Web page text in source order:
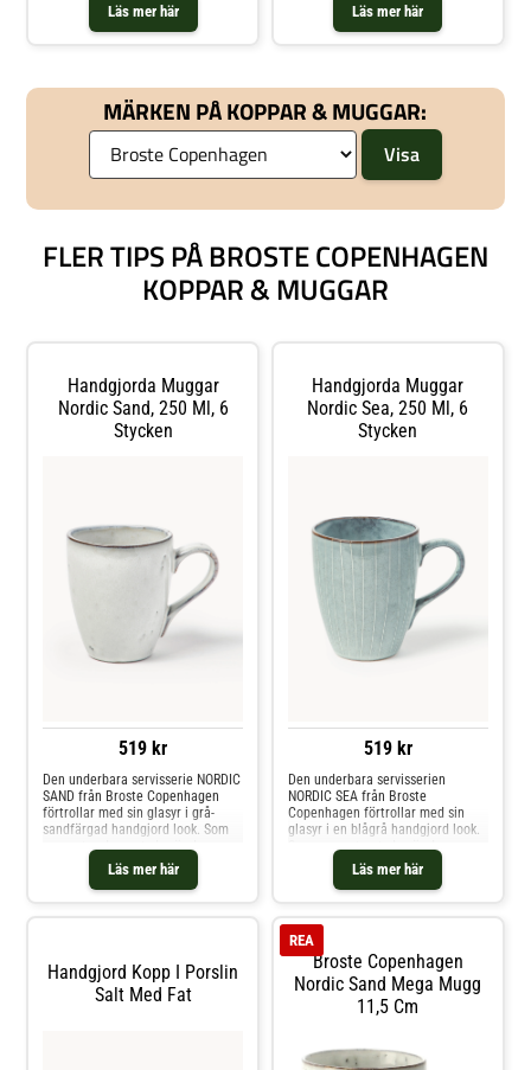
Läs mer här Läs mer här
MÄRKEN PÅ KOPPAR & MUGGAR:
FLER TIPS PÅ BROSTE COPENHAGEN
KOPPAR & MUGGAR
Handgjorda Muggar
Nordic Sand, 250 Ml, 6
Stycken
519 kr
Läs mer här
Den underbara servisserie NORDIC
SAND från Broste Copenhagen
förtrollar med sin glasyr i grå-
sandfärgad handgjord look. Som
namnet redan antyder är den
handapplicerade glasyren
inspirerad av Skandinaviens mjuka
sandstränder.
Handgjorda Muggar
Nordic Sea, 250 Ml, 6
Stycken
519 kr
Läs mer här
Den underbara servisserien
NORDIC SEA från Broste
Copenhagen förtrollar med sin
glasyr i en blågrå handgjord look.
Som namnet antyder, är den
handapplicerade glasyren
inspirerad av färgspektrumet i
Nordsjön. Tillverkad i Schweiz
Handgjord Kopp I Porslin
Salt Med Fat
Broste Copenhagen
Nordic Sand Mega Mugg
11,5 Cm
REA